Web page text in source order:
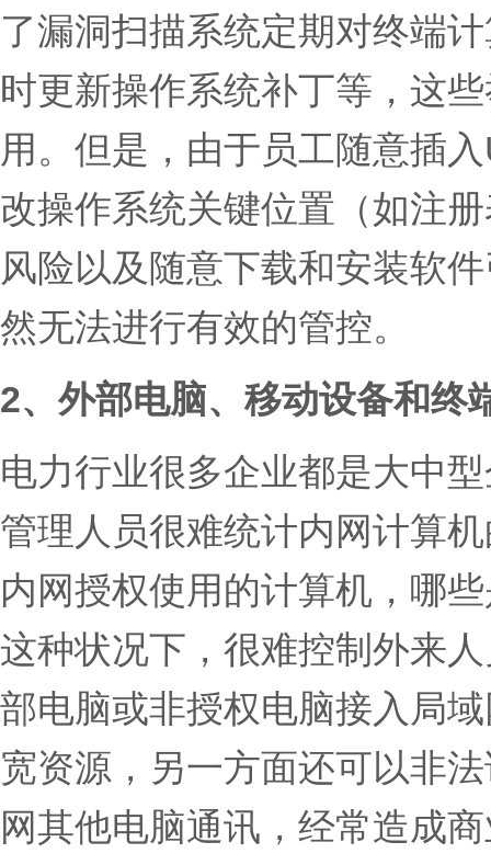
了漏洞扫描系统定期对终端
时更新操作系统补丁等，这
用。但是，由于员工随意插
改操作系统关键位置（如注
风险以及随意下载和安装软
然无法进行有效的管控。
2、外部电脑、移动设备和终
电力行业很多企业都是大中
管理人员很难统计内网计算
内网授权使用的计算机，哪
这种状况下，很难控制外来
部电脑或非授权电脑接入局
宽资源，另一方面还可以非
网其他电脑通讯，经常造成